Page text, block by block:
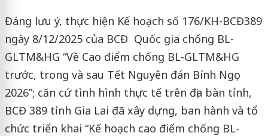
Đáng lưu ý, thực hiện Kế hoạch số 176/KH-BCĐ389
ngày 8/12/2025 của BCĐ Quốc gia chống BL-
GLTM&HG “Về Cao điểm chống BL-GLTM&HG
trước, trong và sau Tết Nguyên đán Bính Ngọ
2026”; căn cứ tình hình thực tế trên địa bàn tỉnh,
BCĐ 389 tỉnh Gia Lai đã xây dựng, ban hành và tổ
chức triển khai “Kế hoạch cao điểm chống BL-